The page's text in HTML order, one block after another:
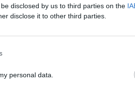
disclosed by us to third parties on the
disclose it to other third parties.
personal data.